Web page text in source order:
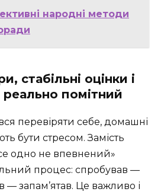
народні методи
стабільні оцінки і
помітний
перевіряти себе, домашні
бути стресом. Замість
одно не впевнений»
процес: спробував —
запам’ятав. Це важливо і